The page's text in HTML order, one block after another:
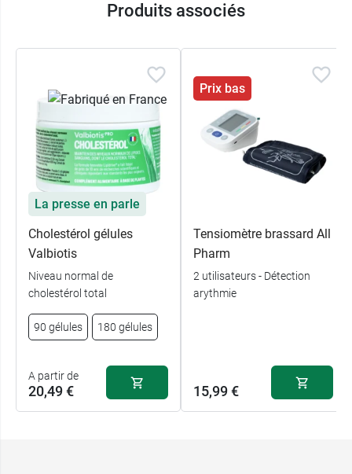
Produits associés
La presse en parle
Cholestérol gélules
Valbiotis
Niveau normal de
cholestérol total
90 gélules 180 gélules
A partir de
20,49 €
Prix bas
Tensiomètre brassard All
Pharm
2 utilisateurs - Détection
arythmie
15,99 €